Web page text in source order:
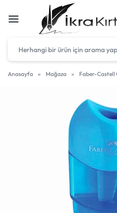
Harika fırsatları
veya eklenen
Anasayfa » Mağaza » Faber-Castell